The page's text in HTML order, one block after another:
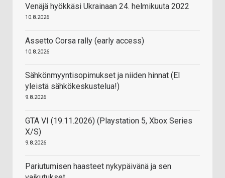
Venäjä hyökkäsi Ukrainaan 24. helmikuuta 2022
10.8.2026
Assetto Corsa rally (early access)
10.8.2026
Sähkönmyyntisopimukset ja niiden hinnat (EI
yleistä sähkökeskustelua!)
9.8.2026
GTA VI (19.11.2026) (Playstation 5, Xbox Series
X/S)
9.8.2026
Pariutumisen haasteet nykypäivänä ja sen